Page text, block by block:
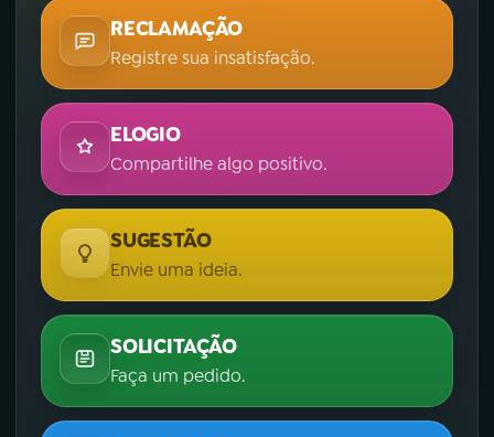
RECLAMAÇÃO
Registre sua insatisfação.
ELOGIO
Compartilhe algo positivo.
SUGESTÃO
Envie uma ideia.
SOLICITAÇÃO
Faça um pedido.